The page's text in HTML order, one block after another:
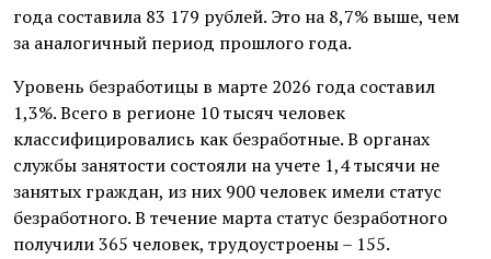
года составила 83 179 рублей. Это на 8,7% выше, чем
за аналогичный период прошлого года.
Уровень безработицы в марте 2026 года составил
1,3%. Всего в регионе 10 тысяч человек
классифицировались как безработные. В органах
службы занятости состояли на учете 1,4 тысячи не
занятых граждан, из них 900 человек имели статус
безработного. В течение марта статус безработного
получили 365 человек, трудоустроены – 155.